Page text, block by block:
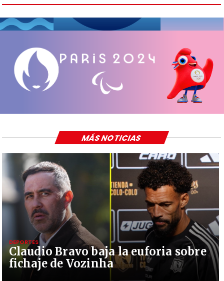
Claudio Bravo baja la euforia sobre
fichaje de Vozinha
DEPORTES
MÁS NOTICIAS